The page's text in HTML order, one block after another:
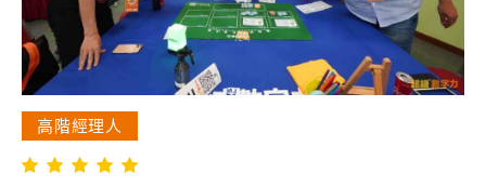
高階經理人